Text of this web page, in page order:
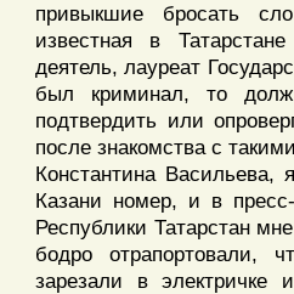
привыкшие бросать
известная в
деятель, лауреат
был криминал, то
подтвердить или
после знакомства с
Константина Васильева,
Казани номер, и в
Республики Татарстан
бодро отрапортовали,
зарезали в